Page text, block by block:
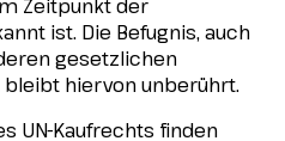
Zeitpunkt der
ist. Die Befugnis, auch
gesetzlichen
bleibt hiervon unberührt.
UN-Kaufrechts finden